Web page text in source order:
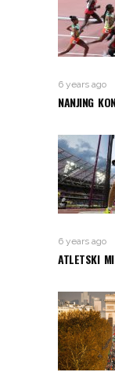
6 years ago
NANJING
6 years ago
ATLETSKI